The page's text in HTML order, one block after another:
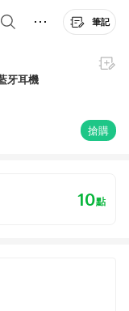
筆記
牙耳機
搶購
10點